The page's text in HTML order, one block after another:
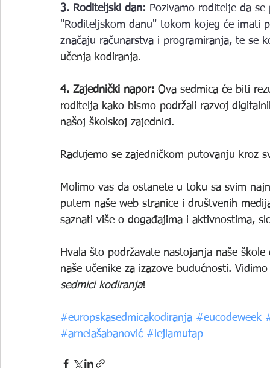
3. Roditeljski dan: Pozivamo roditelje da
"Roditeljskom danu" tokom kojeg će imati
značaju računarstva i programiranja, te se
učenja kodiranja.
4. Zajednički napor: Ova sedmica će biti
roditelja kako bismo podržali razvoj
našoj školskoj zajednici.
Radujemo se zajedničkom putovanju kroz
Molimo vas da ostanete u toku sa svim
putem naše web stranice i društvenih
saznati više o događajima i aktivnostima,
Hvala što podržavate nastojanja naše
naše učenike za izazove budućnosti.
sedmici kodiranja!
#europskasedmicakodiranja #eucodeweek
#arnelašabanović #lejlamutap